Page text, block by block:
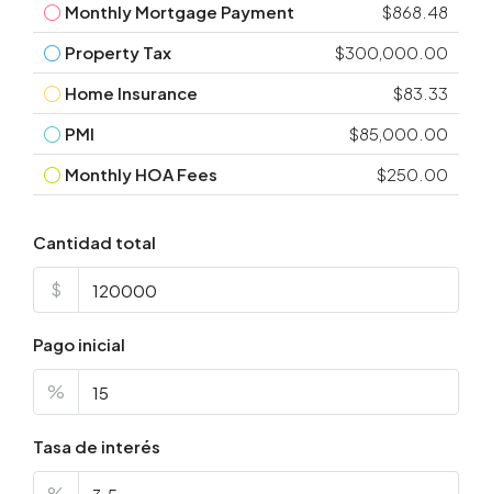
Monthly Mortgage Payment
$868.48
Property Tax
$300,000.00
Home Insurance
$83.33
PMI
$85,000.00
Monthly HOA Fees
$250.00
Cantidad total
$
Pago inicial
%
Tasa de interés